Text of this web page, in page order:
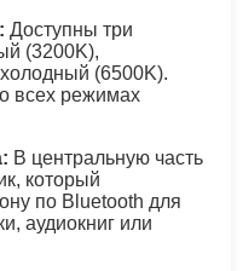
Доступны три
(3200K),
(6500K).
всех режимах
В центральную часть
который
по Bluetooth для
аудиокниг или